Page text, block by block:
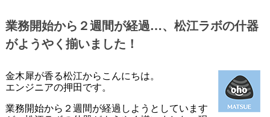
業務開始から２週間が経過…、松江ラボの什器
がようやく揃いました！
金木犀が香る松江からこんにちは。
エンジニアの押田です。
業務開始から２週間が経過しようとしています